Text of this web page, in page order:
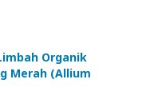
Organik
Merah (Allium